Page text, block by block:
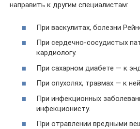
направить к другим специалистам:
При васкулитах, болезни
При сердечно-сосудистых
кардиологу.
При сахарном диабете — к
При опухолях, травмах — к
При инфекционных
инфекционисту.
При отравлении вредными